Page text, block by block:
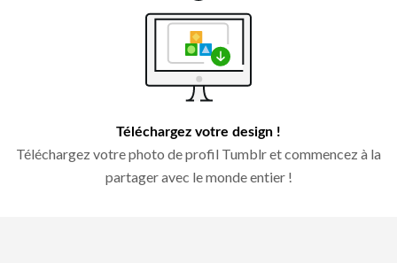
Téléchargez votre design !
Téléchargez votre photo de profil Tumblr et commencez à la
partager avec le monde entier !